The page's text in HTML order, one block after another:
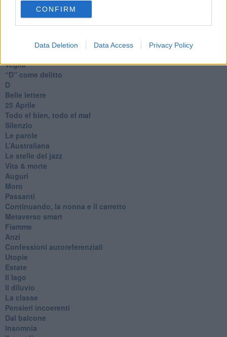
CONFIRM
Data Deletion Data Access Privacy Policy
O sonho de um prisioneiro
Memòrias
Sto qui
Bestiario
Veglia
​“D” come delitto
D
Belle lettere
25 Aprile
Todo el bien, todo el mal
Silenzio
Le parole
​L’Australiana
Le stelle del jazz
Vita & morte
Auguri
Moro
Passanti
Continuando, la nonna e il carretto
Metaverso smart
Fiamme
Anzi
Confessioni autoreferenziali
Utopie
Estate
Il lago
Il diluvio
La classe
Pensieri incoerenti
Dal balcone
Insomnia